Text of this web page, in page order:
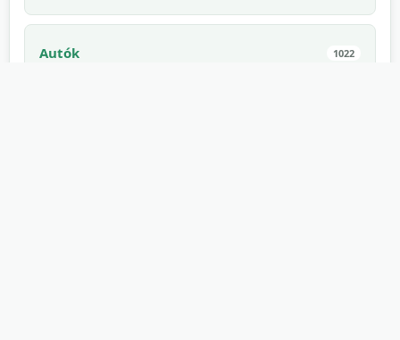
Autók 1022